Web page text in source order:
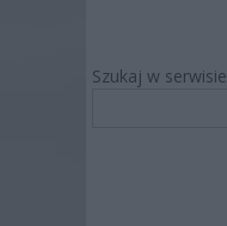
Szukaj w serwisie